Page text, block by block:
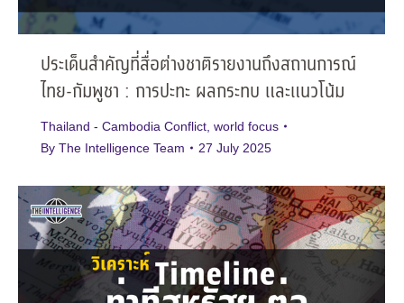
ประเด็นสำคัญที่สื่อต่างชาติรายงานถึงสถานการณ์
ไทย-กัมพูชา : การปะทะ ผลกระทบ และแนวโน้ม
Thailand - Cambodia Conflict world focus
By The Intelligence Team 27 July 2025